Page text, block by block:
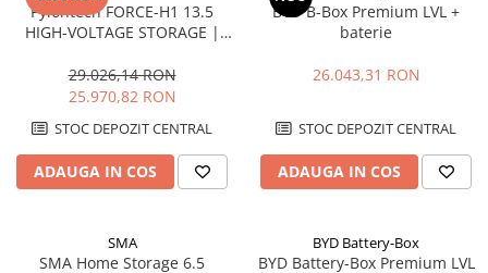
Pylontech FORCE-H1 13.5
HIGH-VOLTAGE STORAGE |
Sungrow, Goodwe, Sofar
29.026,14 RON
25.970,82 RON
STOC DEPOZIT CENTRAL
ADAUGA IN COS
BYD B-Box Premium LVL +
baterie
26.043,31 RON
STOC DEPOZIT CENTRAL
ADAUGA IN COS
SMA
SMA Home Storage 6.5
BYD Battery-Box
BYD Battery-Box Premium LVL